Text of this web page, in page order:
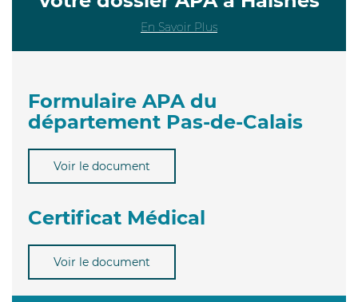
En Savoir Plus
Formulaire APA du
département Pas-de-Calais
Voir le document
Certificat Médical
Voir le document